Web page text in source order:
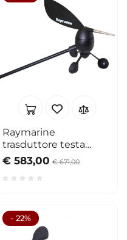
Raymarine
trasduttore testa
d'albero extra lungo
€ 583,00 € 671,00
- 22%